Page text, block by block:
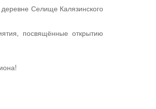
Селище Калязинского
посвящённые открытию